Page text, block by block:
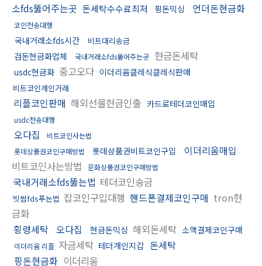
소fds뚫어주는곳 돈세탁수수료최저 핑돈믹싱 언더돈현금화
코인전송대행
국내거래소fds시간 비트대리송금
검돈현금화업체 국내거래소fds뚫어주는곳 현금돈세탁
usdc현금화 중고오다 이더리움클레식클레식판매
비트코인개인거래
리플코인판매 해외선물현금인출 카드로테더코인매입
usdc전송대행
오다집
비트코인사는법
롯데상품권코인구매방법
롯데상품권비트코인구입
이더리움매입
비트코인사는방법
문화상품권코인구매방법
국내거래소fds뚫는법 테더코인송금
빗썸fds푸는법 잡코인구입대행 핸드폰결제코인구매 tron현
금화
횡령세탁 오다집 현금돈믹싱 해외돈세탁 소액결제코인구매
이더리움 리플 자금세탁 테더개인지갑 돈세탁
핑돈현금화 이더리움